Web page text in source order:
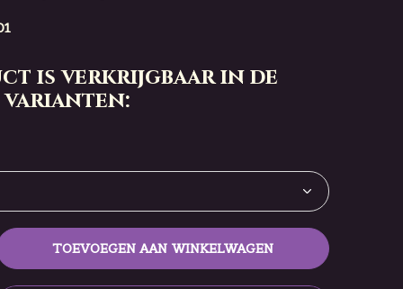
is verkrijgbaar in de
TOEVOEGEN AAN WINKELWAGEN